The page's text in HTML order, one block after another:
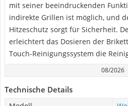
mit seiner beeindruckenden
indirekte Grillen ist möglich, und
Hitzeschutz sorgt für Sicherheit.
erleichtert das Dosieren der
Touch-Reinigungssystem die
08/2026
Technische Details